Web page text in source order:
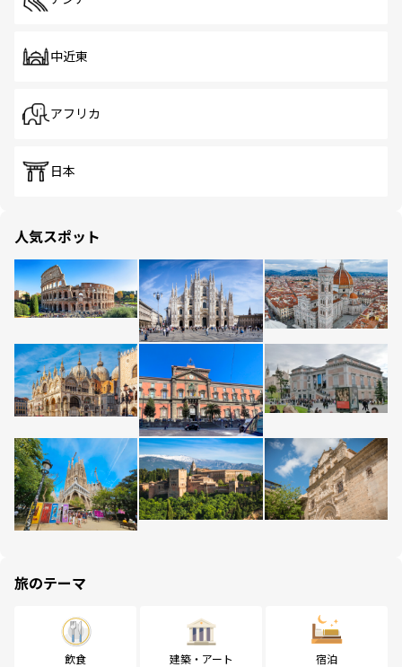
中近東
アフリカ
日本
人気スポット
旅のテーマ
飲食 建築・アート 宿泊